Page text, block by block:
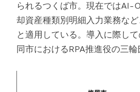
られるつくば市。現在ではAI-
却資産種類別明細入力業務な
と適用している。導入に際して
同市におけるRPA推進役の三輪